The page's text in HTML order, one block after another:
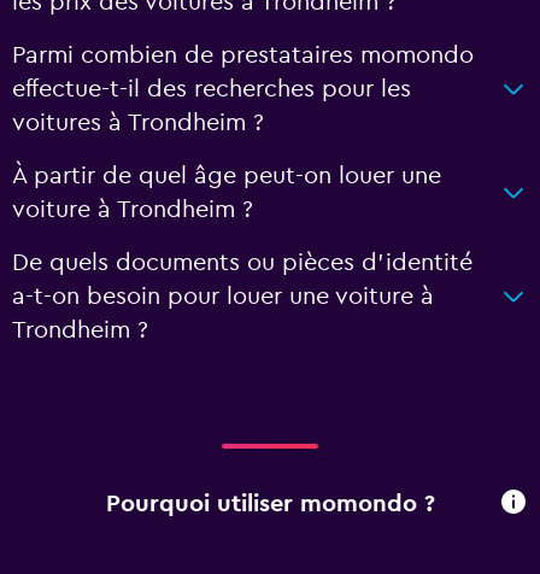
Parmi combien de prestataires momondo
effectue-t-il des recherches pour les
voitures à Trondheim ?
À partir de quel âge peut-on louer une
voiture à Trondheim ?
De quels documents ou pièces d'identité
a-t-on besoin pour louer une voiture à
Trondheim ?
Pourquoi utiliser momondo ?